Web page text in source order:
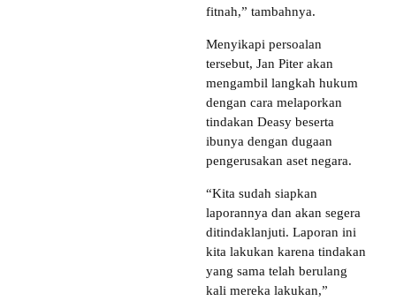
fitnah,” tambahnya.
Menyikapi persoalan
tersebut, Jan Piter akan
mengambil langkah hukum
dengan cara melaporkan
tindakan Deasy beserta
ibunya dengan dugaan
pengerusakan aset negara.
“Kita sudah siapkan
laporannya dan akan segera
ditindaklanjuti. Laporan ini
kita lakukan karena tindakan
yang sama telah berulang
kali mereka lakukan,”